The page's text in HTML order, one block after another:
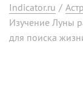
Indicator.ru /
Изучение Луны
для поиска